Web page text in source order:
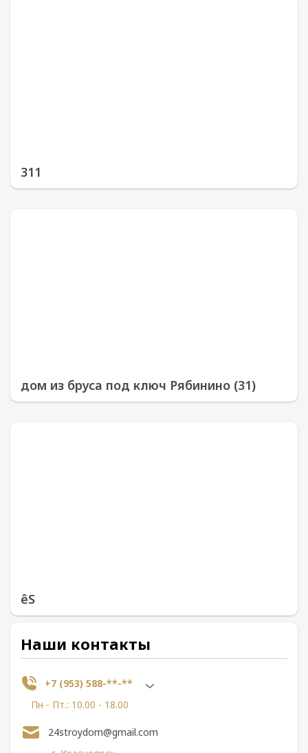
311
дом из бруса под ключ Рябинино (31)
êS
Наши контакты
+7 (953) 588-**-**
Пн - Пт.: 10.00 - 18.00
24stroydom@gmail.com